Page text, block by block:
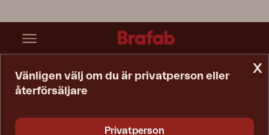
x
Vänligen välj om du är privatperson eller
återförsäljare
Privatperson